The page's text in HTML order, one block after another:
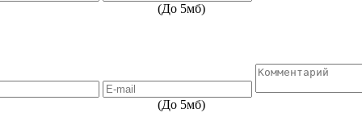
(До 5мб)
(До 5мб)